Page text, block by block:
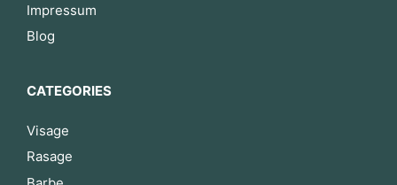
Impressum
Blog
CATEGORIES
Visage
Rasage